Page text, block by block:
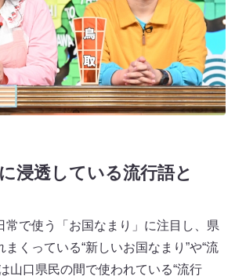
浸透している流行語と
常で使う「お国なまり」に注目し、県
くっている“新しいお国なまり”や“流
山口県民の間で使われている“流行